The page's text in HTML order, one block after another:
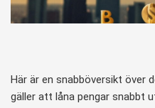
Här är en snabböversikt över
gäller att låna pengar snabbt